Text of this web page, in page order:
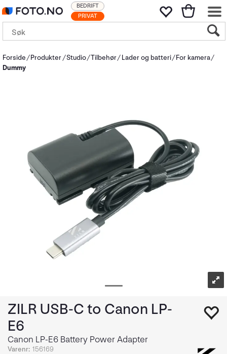
PRIVAT
BEDRIFT
Forside Produkter Studio Tilbehør Lader og batteri
For kamera
Dummy
ZILR USB-C to Canon LP-
E6
Canon LP-E6 Battery Power Adapter
Varenr: 156169